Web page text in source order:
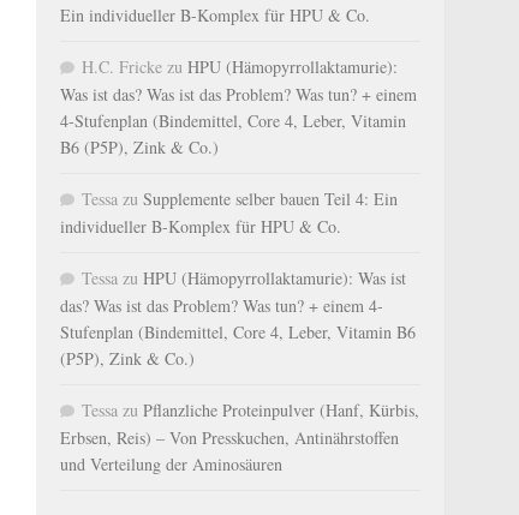
Ein individueller B-Komplex für HPU & Co.
H.C. Fricke zu HPU (Hämopyrrollaktamurie):
Was ist das? Was ist das Problem? Was tun? + einem
4-Stufenplan (Bindemittel, Core 4, Leber, Vitamin
B6 (P5P), Zink & Co.)
Tessa zu Supplemente selber bauen Teil 4: Ein
individueller B-Komplex für HPU & Co.
Tessa zu HPU (Hämopyrrollaktamurie): Was ist
das? Was ist das Problem? Was tun? + einem 4-
Stufenplan (Bindemittel, Core 4, Leber, Vitamin B6
(P5P), Zink & Co.)
Tessa zu Pflanzliche Proteinpulver (Hanf, Kürbis,
Erbsen, Reis) – Von Presskuchen, Antinährstoffen
und Verteilung der Aminosäuren